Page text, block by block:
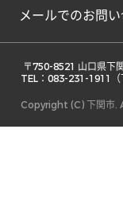
メールでのお問
TEL：083-231-1911（
Copyright (C) 下関市.